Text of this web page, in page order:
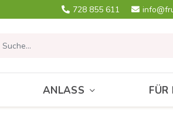
728 855 611
ANLASS FÜR